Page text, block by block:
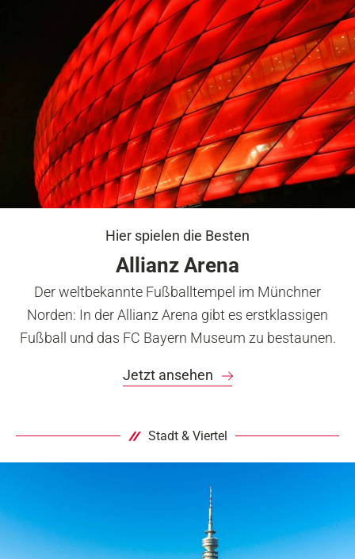
Hier spielen die Besten
Allianz Arena
Der weltbekannte Fußballtempel im Münchner
Norden: In der Allianz Arena gibt es erstklassigen
Fußball und das FC Bayern Museum zu bestaunen.
Jetzt ansehen
Stadt & Viertel